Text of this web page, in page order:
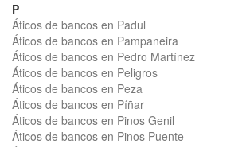
P
Áticos de bancos en Padul
Áticos de bancos en Pampaneira
Áticos de bancos en Pedro Martínez
Áticos de bancos en Peligros
Áticos de bancos en Peza
Áticos de bancos en Píñar
Áticos de bancos en Pinos Genil
Áticos de bancos en Pinos Puente